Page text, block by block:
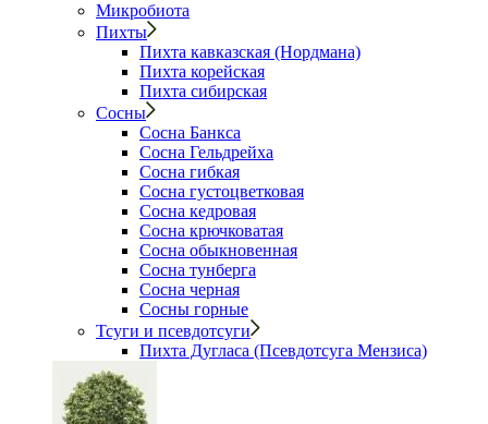
Микробиота
Пихты
Пихта кавказская (Нордмана)
Пихта корейская
Пихта сибирская
Сосны
Сосна Банкса
Сосна Гельдрейха
Сосна гибкая
Сосна густоцветковая
Сосна кедровая
Сосна крючковатая
Сосна обыкновенная
Сосна тунберга
Сосна черная
Сосны горные
Тсуги и псевдотсуги
Пихта Дугласа (Псевдотсуга Мензиса)